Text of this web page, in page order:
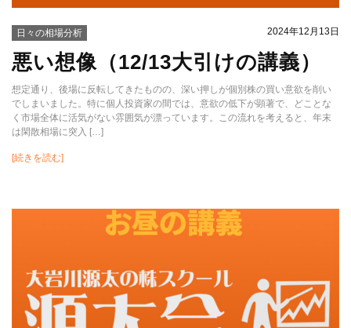
日々の相場分析 2024年12月13日
悪い想像（12/13大引けの講義）
想定通り、後場に反転してきたものの、深い押しが個別株の買い意欲を削い
でしまいました。特に個人投資家の間では、意欲の低下が顕著で、どことな
く市場全体に活気がない雰囲気が漂っています。この流れを考えると、年末
は閑散相場に突入 […]
[続きを読む]